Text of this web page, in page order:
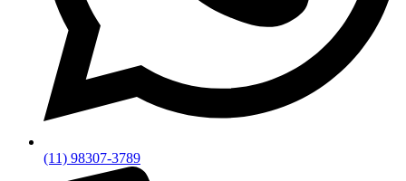
(11) 98307-3789